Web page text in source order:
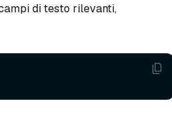
di testo rilevanti,